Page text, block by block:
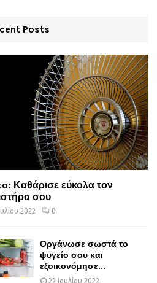
Posts
Καθάρισε εύκολα τον
σου
2022 0
Οργάνωσε σωστά το
ψυγείο σου και
εξοικονόμησε...
22 Ιουλίου 2022